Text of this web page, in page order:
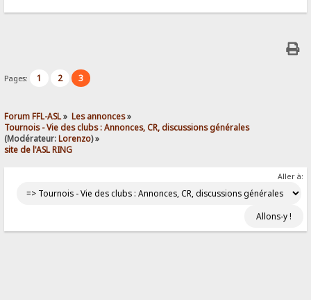
Pages: 1 2 3
Forum FFL-ASL» Les annonces»
Tournois - Vie des clubs : Annonces, CR, discussions générales
(Modérateur:Lorenzo) »
site de l'ASL RING
Aller à: